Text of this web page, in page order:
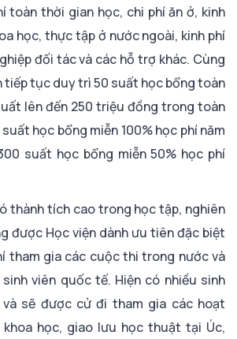
toàn thời gian học, chi phí ăn ở, kinh
học, thực tập ở nước ngoài, kinh phí
đối tác và các hỗ trợ khác. Cùng
tiếp tục duy trì 50 suất học bổng toàn
lên đến 250 triệu đồng trong toàn
học bổng miễn 100% học phí năm
suất học bổng miễn 50% học phí
thành tích cao trong học tập, nghiên
được Học viện dành ưu tiên đặc biệt
tham gia các cuộc thi trong nước và
viên quốc tế. Hiện có nhiều sinh
sẽ được cử đi tham gia các hoạt
học, giao lưu học thuật tại Úc,